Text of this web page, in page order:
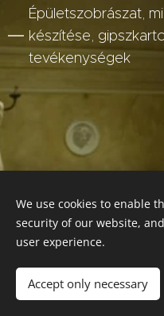
Épületszobrászat,
készítése,
tevékenységek
Tel.:
We use cookies to enable
security of our website,
user experience.
Accept only necessary